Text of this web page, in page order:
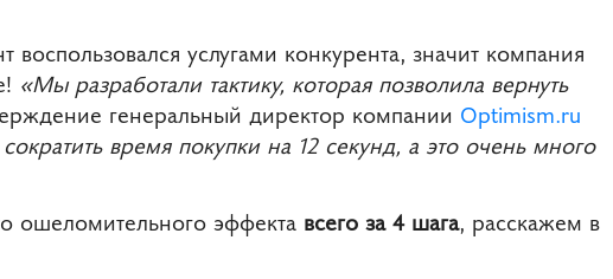
услугами конкурента, значит компания
«Мы разработали тактику, которая позволила вернуть
генеральный директор компании Optimism.ru
время покупки на 12 секунд, а это очень много
ошеломительного эффекта всего за 4 шага, расскажем в